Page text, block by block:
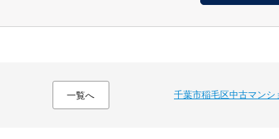
一覧へ 千葉市稲毛区中古マン